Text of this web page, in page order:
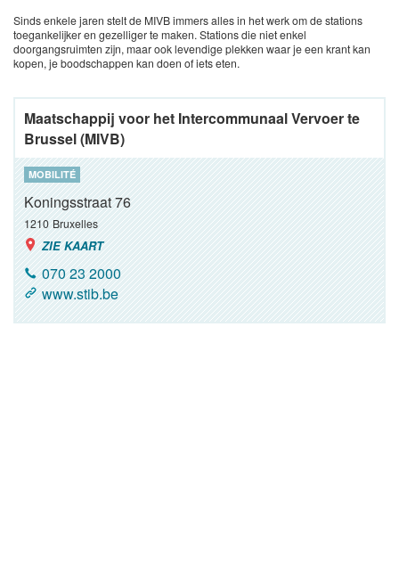
Sinds enkele jaren stelt de MIVB immers alles in het werk om de stations
toegankelijker en gezelliger te maken. Stations die niet enkel
doorgangsruimten zijn, maar ook levendige plekken waar je een krant kan
kopen, je boodschappen kan doen of iets eten.
Maatschappij voor het Intercommunaal Vervoer te
Brussel (MIVB)
MOBILITÉ
Koningsstraat 76
1210 Bruxelles
ZIE KAART
070 23 2000
www.stib.be